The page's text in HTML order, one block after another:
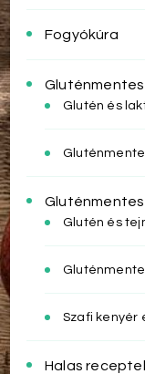
Fogyókúra
Glutén és
Glutén és
Szafi kenyér
Halas